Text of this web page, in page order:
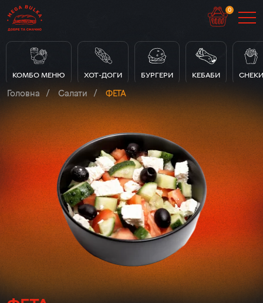
0
КОМБО МЕНЮ ХОТ-ДОГИ БУРГЕРИ КЕБАБИ СНЕКИ
Головна Салати ФЕТА